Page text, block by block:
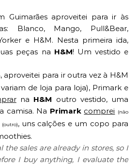
Guimarães aproveitei para ir às
Blanco, Mango, Pull&Bear,
e H&M. Nesta primeira ida,
peças na H&M! Um vestido e
, aproveitei para ir outra vez à H&M
de loja para loja), Primark e
na H&M outro vestido, uma
camisa. Na Primark comprei
(não
(outro), uns calções e um copo para
sales are already in stores, so I
I buy anything, I evaluate the